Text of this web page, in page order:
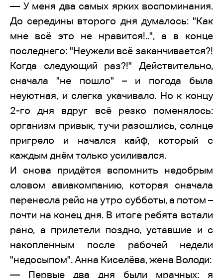
— У меня два самых ярких воспоминания.
До середины второго дня думалось: "Как
мне всё это не нравится!..", а в конце
последнего: "Неужели всё заканчивается?!
Когда следующий раз?!" Действительно,
сначала "не пошло" – и погода была
неуютная, и слегка укачивало. Но к концу
2-го дня вдруг всё резко поменялось:
организм привык, тучи разошлись, солнце
пригрело и начался кайф, который с
каждым днём только усиливался.
И снова придётся вспомнить недобрым
словом авиакомпанию, которая сначала
перенесла рейс на утро субботы, а потом –
почти на конец дня. В итоге ребята встали
рано, а прилетели поздно, уставшие и с
накопленным после рабочей недели
"недосыпом". Анна Киселёва, жена Володи:
— Первые два дня были мрачных: я